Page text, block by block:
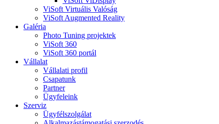
ViSoft Virtuális Valóság
ViSoft Augmented Reality
Galéria
Photo Tuning projektek
ViSoft 360
ViSoft 360 portál
Vállalat
Vállalati profil
Csapatunk
Partner
Ügyfeleink
Szerviz
Ügyfélszolgálat